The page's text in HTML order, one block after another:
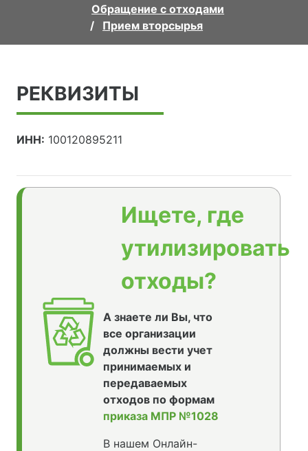
Обращение с отходами
Прием вторсырья
РЕКВИЗИТЫ
ИНН: 100120895211
Ищете, где
утилизировать
отходы?
А знаете ли Вы, что
все организации
должны вести учет
принимаемых и
передаваемых
отходов по формам
приказа МПР №1028
В нашем Онлайн-